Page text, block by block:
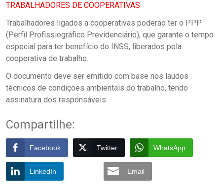
TRABALHADORES DE COOPERATIVAS
Trabalhadores ligados a cooperativas poderão ter o PPP
(Perfil Profissiográfico Previdenciário), que garante o tempo
especial para ter benefício do INSS, liberados pela
cooperativa de trabalho.
O documento deve ser emitido com base nos laudos
técnicos de condições ambientais do trabalho, tendo
assinatura dos responsáveis.
Compartilhe:
Facebook Twitter WhatsApp
LinkedIn Email